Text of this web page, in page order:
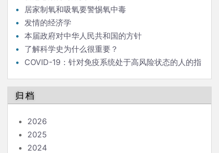
居家制氧和吸氧要警惕氧中毒
发情的经济学
本届政府对中华人民共和国的方针
了解科学史为什么很重要？
COVID-19：针对免疫系统处于高风险状态的人的指
归档
2026
2025
2024